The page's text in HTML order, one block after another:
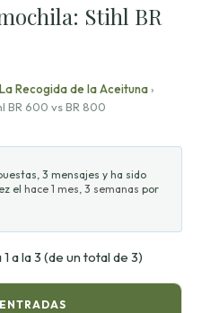
Stihl BR
La Recogida de la Aceituna ›
BR 600 vs BR 800
3 mensajes y ha sido
el hace 1 mes, 3 semanas por
a la 3 (de un total de 3)
ENTRADAS